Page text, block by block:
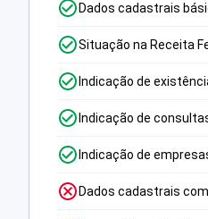
Dados cadastrais
Situação na Receita
Indicação de
Indicação de
Indicação de
Dados cadastrais